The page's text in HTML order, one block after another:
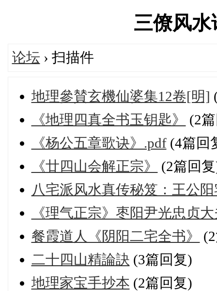
三僚风
论坛 › 扫描件
地理參賛玄機仙婆集12卷[明]
《地理四真全书玉钥匙》
(2
《杨公五章歌诀》.pdf(4篇回
《廿四山会解正宗》
(2篇回
八宅派风水真传秘笈：王公
《理气正宗》枣阳尹光忠贞
餐霞道人《阴阳二宅全书》
二十四山精論訣 (3篇回复)
地理家宝手抄本 (2篇回复)